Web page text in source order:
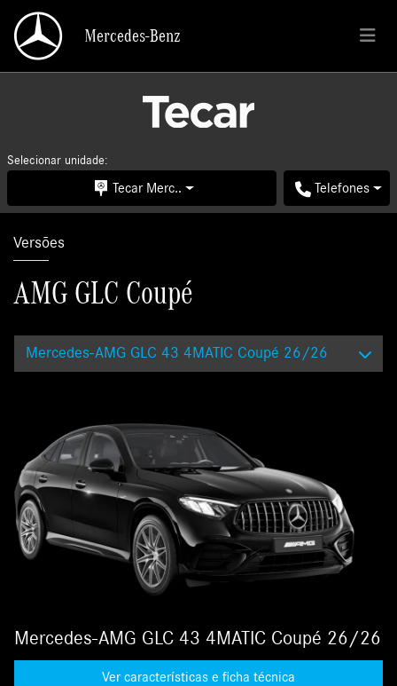
Mercedes-Benz
Selecionar unidade:
Tecar Merc.. Telefones
Versões
AMG GLC Coupé
Mercedes-AMG GLC 43 4MATIC Coupé 26/26
Mercedes-AMG GLC 43 4MATIC Coupé 26/26
Ver características e ficha técnica
Mercedes-Benz